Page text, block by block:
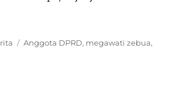
Tags
Anggota DPRD, megawati zebua,